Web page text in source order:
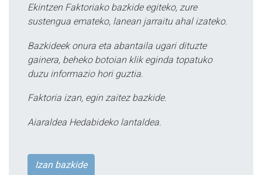
Ekintzen Faktoriako bazkide egiteko, zure
sustengua emateko, lanean jarraitu ahal izateko.
Bazkideek onura eta abantaila ugari dituzte
gainera, beheko botoian klik eginda topatuko
duzu informazio hori guztia.
Faktoria izan, egin zaitez bazkide.
Aiaraldea Hedabideko lantaldea.
Izan bazkide